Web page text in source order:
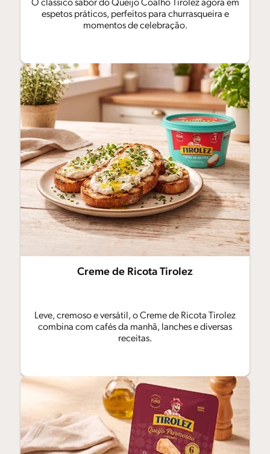
O clássico sabor do Queijo Coalho Tirolez agora em
espetos práticos, perfeitos para churrasqueira e
momentos de celebração.
Creme de Ricota Tirolez
Leve, cremoso e versátil, o Creme de Ricota Tirolez
combina com cafés da manhã, lanches e diversas
receitas.